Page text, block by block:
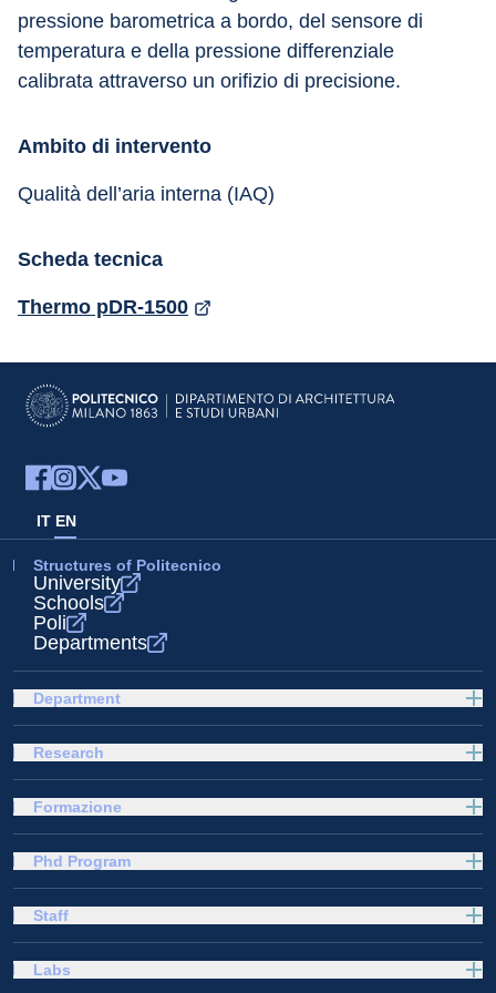
pressione barometrica a bordo, del sensore di
temperatura e della pressione differenziale
calibrata attraverso un orifizio di precisione.
Ambito di intervento
Qualità dell’aria interna (IAQ)
Scheda tecnica
Thermo pDR-1500
IT EN
Structures of Politecnico
University
Schools
Poli
Departments
Department
Research
Formazione
Phd Program
Staff
Labs